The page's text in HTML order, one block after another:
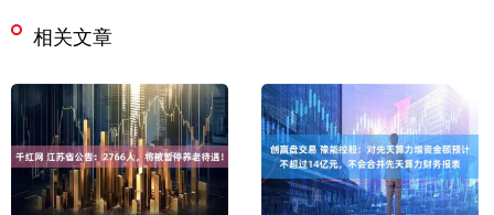
相关文章